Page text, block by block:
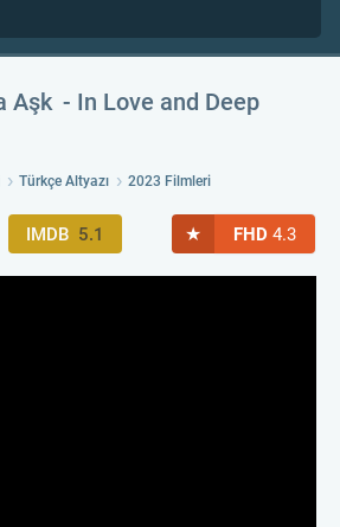
Aşk
In Love and Deep
Türkçe Altyazı 2023 Filmleri
IMDB 5.1 ★ FHD 4.3